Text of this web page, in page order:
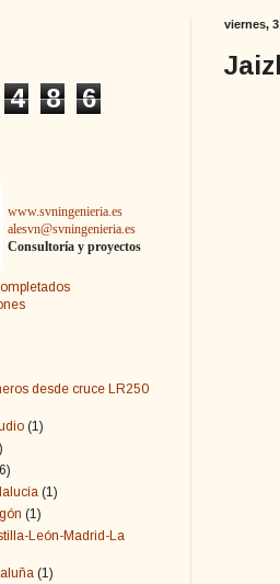
viernes,
4 8 6
www.svningenieria.es
alesvn@svningenieria.es
Consultoría y proyectos
desde cruce LR250
(1)
(1)
(1)
León-Madrid-La
(1)